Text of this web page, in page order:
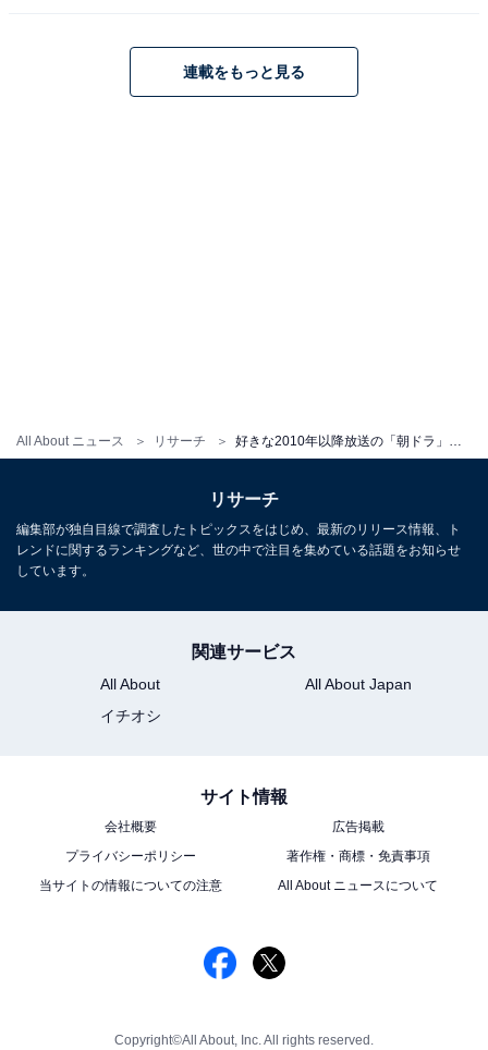
All About ニュース リサーチ
連載をもっと見る
リサーチ
編集部が独自目線で調査したトピックスをはじめ、最新のリリース情報、ト
レンドに関するランキングなど、世の中で注目を集めている話題をお知らせ
しています。
関連サービス
All About
All About Japan
イチオシ
サイト情報
会社概要
広告掲載
プライバシーポリシー
著作権・商標・免責事項
当サイトの情報についての注意
All About ニュースについて
Copyright©All About, Inc. All rights reserved.